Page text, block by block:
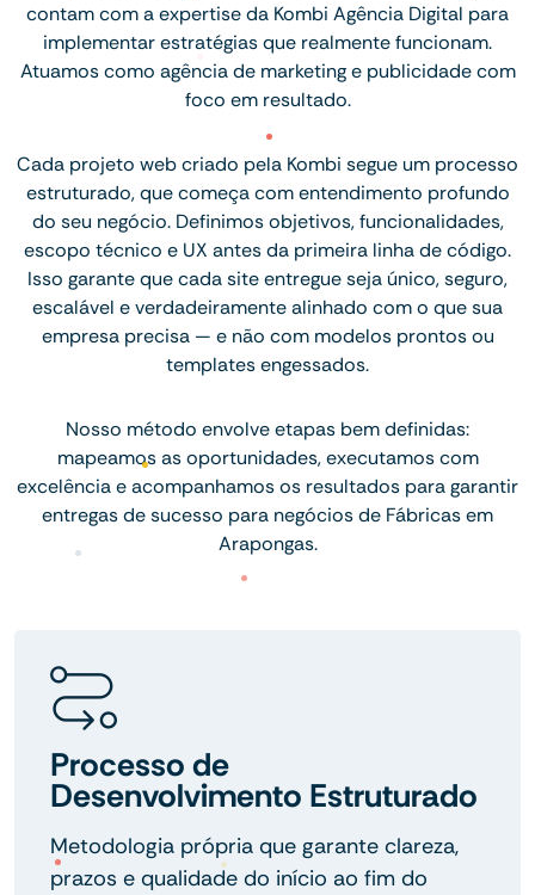
contam com a expertise da Kombi Agência Digital para
implementar estratégias que realmente funcionam.
Atuamos como agência de marketing e publicidade com
foco em resultado.
Cada projeto web criado pela Kombi segue um processo
estruturado, que começa com entendimento profundo
do seu negócio. Definimos objetivos, funcionalidades,
escopo técnico e UX antes da primeira linha de código.
Isso garante que cada site entregue seja único, seguro,
escalável e verdadeiramente alinhado com o que sua
empresa precisa — e não com modelos prontos ou
templates engessados.
Nosso método envolve etapas bem definidas:
mapeamos as oportunidades, executamos com
excelência e acompanhamos os resultados para garantir
entregas de sucesso para negócios de Fábricas em
Arapongas.
Processo de
Desenvolvimento Estruturado
Metodologia própria que garante clareza,
prazos e qualidade do início ao fim do